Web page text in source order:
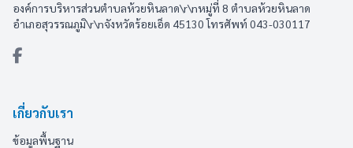
องค์การบริหารส่วนตำบลห้วยหินลาด\r\nหมู่ที่ 8 ตำบลห้วยหินลาด
อำเภอสุวรรณภูมิ\r\nจังหวัดร้อยเอ็ด 45130 โทรศัพท์ 043-030117
เกี่ยวกับเรา
ข้อมูลพื้นฐาน